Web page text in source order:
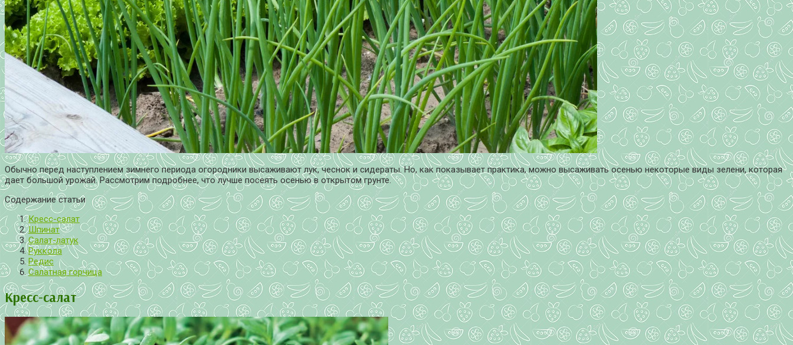
Обычно перед наступлением зимнего периода огородники высаживают лук, чеснок и сидераты. Но, как показывает практика, можно высаживать осенью некоторые виды зелени, которая
дает большой урожай. Рассмотрим подробнее, что лучше посеять осенью в открытом грунте.
Содержание статьи
Кресс-салат
Шпинат
Салат-латук
Руккола
Редис
Салатная горчица
Кресс-салат